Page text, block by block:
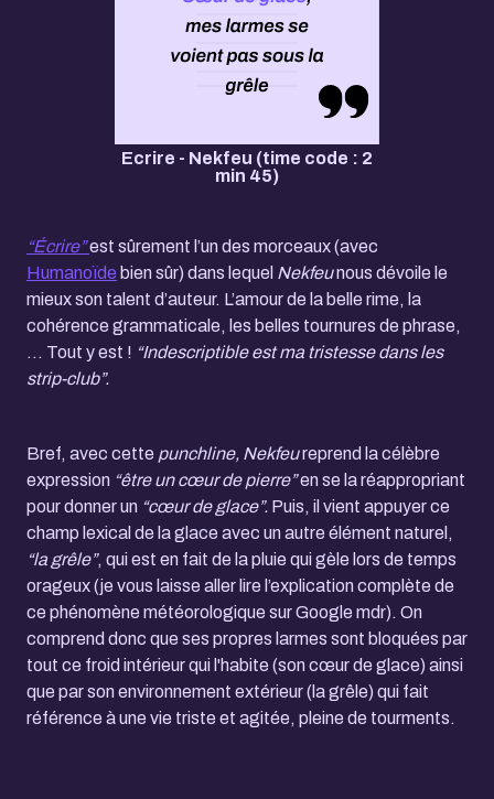
Ecrire - Nekfeu (time code : 2
min 45)
“Écrire”est sûrement l’un des morceaux (avec
Humanoïde bien sûr) dans lequel Nekfeunous dévoile le
mieux son talent d’auteur. L’amour de la belle rime, la
cohérence grammaticale, les belles tournures de phrase,
… Tout y est ! “Indescriptible est ma tristesse dans les
strip-club”.
Bref, avec cette punchline, Nekfeureprend la célèbre
expression “être un cœur de pierre”en se la réappropriant
pour donner un “cœur de glace”. Puis, il vient appuyer ce
champ lexical de la glace avec un autre élément naturel,
“la grêle”, qui est en fait de la pluie qui gèle lors de temps
orageux (je vous laisse aller lire l’explication complète de
ce phénomène météorologique sur Google mdr). On
comprend donc que ses propres larmes sont bloquées par
tout ce froid intérieur qui l'habite (son cœur de glace) ainsi
que par son environnement extérieur (la grêle) qui fait
référence à une vie triste et agitée, pleine de tourments.